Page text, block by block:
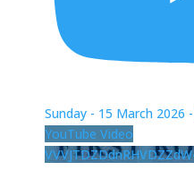
Sunday - 15 March 2026
YouTube Video